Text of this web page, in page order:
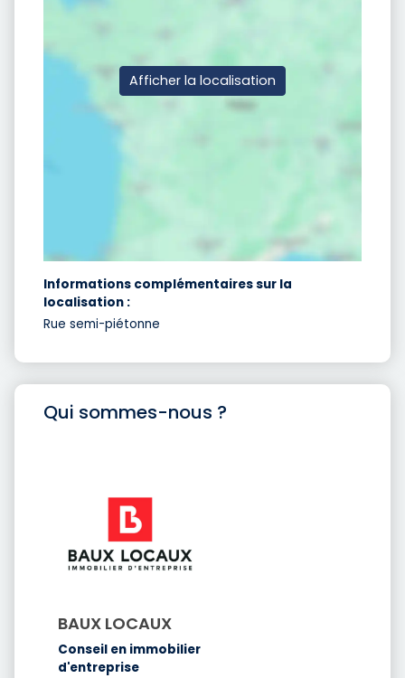
Afficher la localisation
Informations complémentaires sur la
localisation :
Rue semi-piétonne
Qui sommes-nous ?
BAUX LOCAUX
Conseil en immobilier
d'entreprise